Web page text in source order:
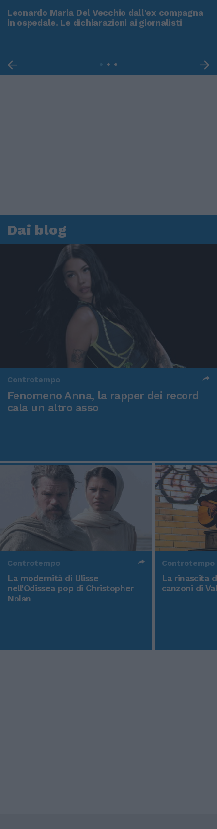
Leonardo Maria Del Vecchio dall'ex compagna
in ospedale. Le dichiarazioni ai giornalisti
Dai blog
Controtempo
Fenomeno Anna, la rapper dei record
cala un altro asso
Controtempo
La modernità di Ulisse
nell'Odissea pop di Christopher
Nolan
Controtempo
La rinascita
canzoni di